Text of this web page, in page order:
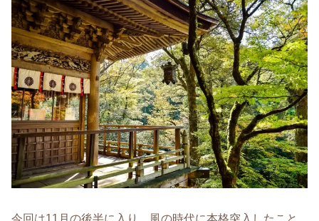
今回は11月の後半に入り、風の時代に本格突入したこと